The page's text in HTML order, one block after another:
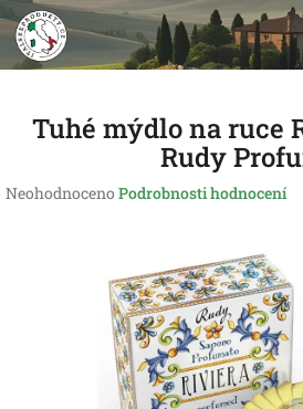
Přejít
na
obsah
Tuhé mýdlo na ruce
Rudy
Průměrné
Neohodnoceno Podrobnosti hodnocení